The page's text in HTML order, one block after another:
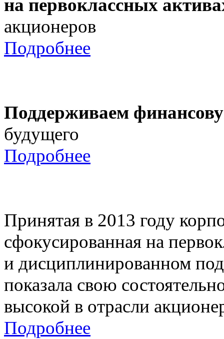
на первоклассных
акционеров
Подробнее
Поддерживаем
будущего
Подробнее
Принятая в 2013 году
сфокусированная на
и дисциплинированном
показала свою
высокой в отрасли
Подробнее